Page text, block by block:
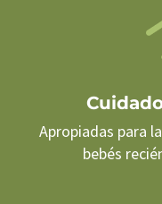
Apropiadas para
bebés